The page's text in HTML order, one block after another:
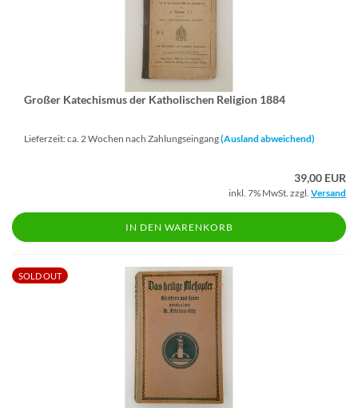
Gro­ßer Ka­te­chis­mus der Ka­tho­li­schen Re­li­gi­on 1884
Lieferzeit: ca. 2 Wochen nach Zahlungseingang(Ausland abweichend)
39,00 EUR
inkl. 7% MwSt. zzgl. Versand
IN DEN WARENKORB
SOLD OUT